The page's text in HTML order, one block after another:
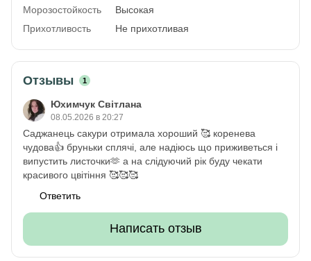
Морозостойкость
Высокая
Прихотливость
Не прихотливая
Отзывы 1
Юхимчук Світлана
08.05.2026 в 20:27
Саджанець сакури отримала хороший 🥰 коренева
чудова👍 бруньки сплячі, але надіюсь що приживеться і
випустить листочки🫶 а на слідуючий рік буду чекати
красивого цвітіння 🥰🥰🥰
Ответить
Написать отзыв